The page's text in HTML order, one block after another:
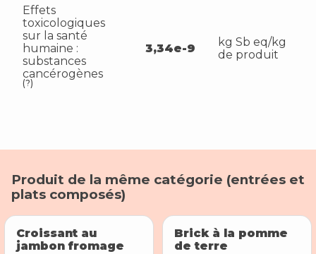
Effets
toxicologiques
sur la santé
humaine :
substances
cancérogènes
(?)
3,34e-9
kg Sb eq/kg
de produit
Produit de la même catégorie (entrées et
plats composés)
Croissant au
jambon fromage
Brick à la pomme
de terre